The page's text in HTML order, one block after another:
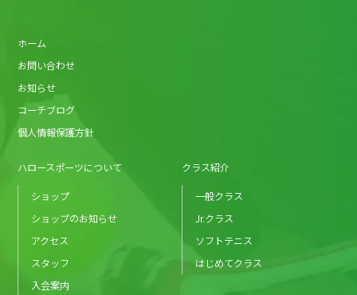
ホーム
お問い合わせ
お知らせ
コーチブログ
個人情報保護方針
ハロースポーツについて
ショップ
ショップのお知らせ
アクセス
スタッフ
入会案内
クラス紹介
一般クラス
Jr.クラス
ソフトテニス
はじめてクラス